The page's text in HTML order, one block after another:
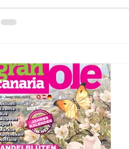
Magendruck nach dem Essen,